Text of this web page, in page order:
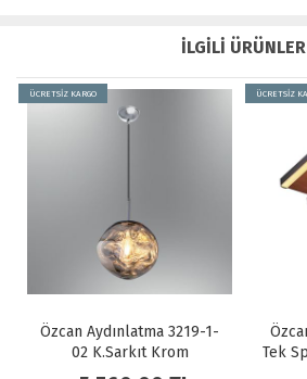
İLGİLİ ÜRÜNLER
1-
ÜCRETSİZ KARGO
Özcan Aydınlatma 1419-1
Tek Spotlu Plafonyer Meşe